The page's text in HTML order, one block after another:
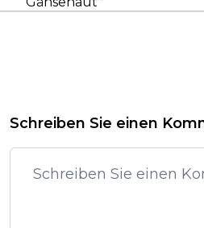
Schreiben Sie einen